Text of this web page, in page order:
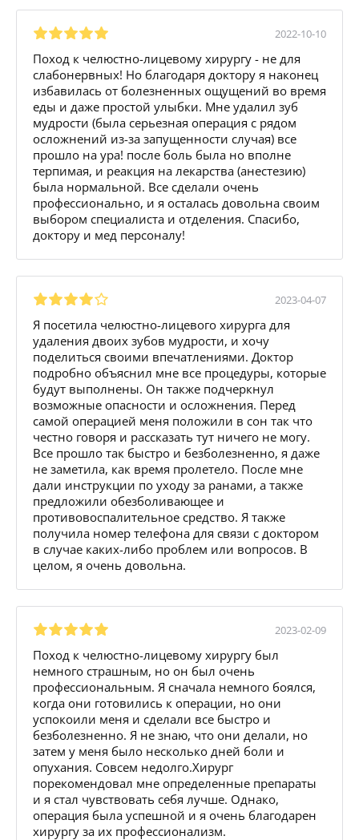
2022-10-10
Поход к челюстно-лицевому хирургу - не для
слабонервных! Но благодаря доктору я наконец
избавилась от болезненных ощущений во время
еды и даже простой улыбки. Мне удалил зуб
мудрости (была серьезная операция с рядом
осложнений из-за запущенности случая) все
прошло на ура! после боль была но вполне
терпимая, и реакция на лекарства (анестезию)
была нормальной. Все сделали очень
профессионально, и я осталась довольна своим
выбором специалиста и отделения. Спасибо,
доктору и мед персоналу!
2023-04-07
Я посетила челюстно-лицевого хирурга для
удаления двоих зубов мудрости, и хочу
поделиться своими впечатлениями. Доктор
подробно объяснил мне все процедуры, которые
будут выполнены. Он также подчеркнул
возможные опасности и осложнения. Перед
самой операцией меня положили в сон так что
честно говоря и рассказать тут ничего не могу.
Все прошло так быстро и безболезненно, я даже
не заметила, как время пролетело. После мне
дали инструкции по уходу за ранами, а также
предложили обезболивающее и
противовоспалительное средство. Я также
получила номер телефона для связи с доктором
в случае каких-либо проблем или вопросов. В
целом, я очень довольна.
2023-02-09
Поход к челюстно-лицевому хирургу был
немного страшным, но он был очень
профессиональным. Я сначала немного боялся,
когда они готовились к операции, но они
успокоили меня и сделали все быстро и
безболезненно. Я не знаю, что они делали, но
затем у меня было несколько дней боли и
опухания. Совсем недолго.Хирург
порекомендовал мне определенные препараты
и я стал чувствовать себя лучше. Однако,
операция была успешной и я очень благодарен
хирургу за их профессионализм.